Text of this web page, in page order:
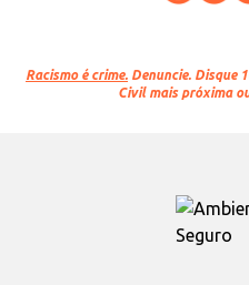
Racismo é crime. Denuncie. Disque
Civil mais próxima